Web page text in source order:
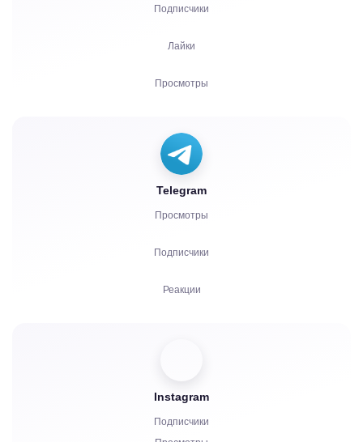
Подписчики
Лайки
Просмотры
Голоса
Прослушивания
Telegram
Просмотры
Подписчики
Реакции
Запуск бота
Комментарии
Instagram
Подписчики